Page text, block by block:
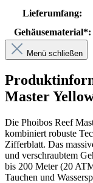
Lieferumfang:
Gehäusematerial*:
Menü schließen
Master
Die Phoibos Reef
kombiniert robuste
Zifferblatt. Das
und verschraubtem
bis 200 Meter (20
Tauchen und